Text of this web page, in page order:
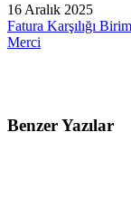
16 Aralık 2025
Fatura Karşılığı
Merci
Benzer Yazılar